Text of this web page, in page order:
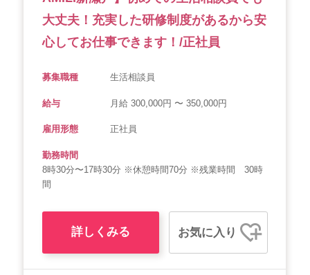
大丈夫！充実した研修制度があるから安
心してお仕事できます！/正社員
募集職種 生活相談員
給与 月給 300,000円 〜 350,000円
雇用形態 正社員
勤務時間
8時30分〜17時30分 ※休憩時間70分 ※残業時間 30時
間
詳しくみる お気に入り